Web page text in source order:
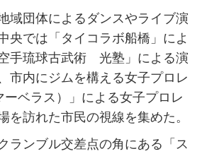
域団体によるダンスやライブ演
央では「タイコラボ船橋」によ
手琉球古武術 光塾」による演
市内にジムを構える女子プロレ
ーベラス）」による女子プロレ
を訪れた市民の視線を集めた。
ランブル交差点の角にある「ス